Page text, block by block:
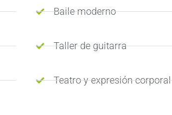
Baile moderno
Taller de guitarra
Teatro y expresión corporal